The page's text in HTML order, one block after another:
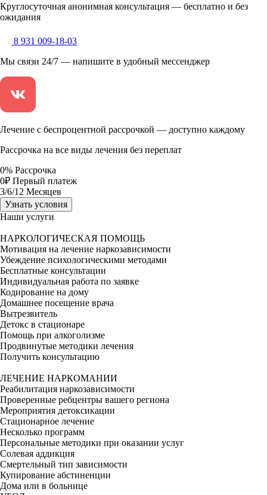
Круглосуточная анонимная консультация — бесплатно и без
ожидания
8 931 009-18-03
Мы связи 24/7 — напишите в удобный мессенджер
Лечение с беспроцентной рассрочкой — доступно каждому
Рассрочка на все виды лечения без переплат
0% Рассрочка
0₽ Первый платеж
3/6/12 Месяцев
Узнать условия
Наши услуги
НАРКОЛОГИЧЕСКАЯ ПОМОЩЬ
Мотивация на лечение наркозависимости
Убеждение психологическими методами
Бесплатные консультации
Индивидуальная работа по заявке
Кодирование на дому
Домашнее посещение врача
Вытрезвитель
Детокс в стационаре
Помощь при алкоголизме
Продвинутые методики лечения
Получить консультацию
ЛЕЧЕНИЕ НАРКОМАНИИ
Реабилитация наркозависимости
Проверенные ребцентры вашего региона
Мероприятия детоксикации
Стационарное лечение
Несколько программ
Персональные методики при оказании услуг
Солевая аддикция
Смертельный тип зависимости
Купирование абстиненции
Дома или в больнице